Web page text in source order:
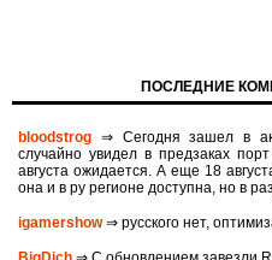
ПОСЛЕДНИЕ
bloodstrog ⇒ Сегодня зашел в
случайно увидел в предзаках
августа ожидается. A eще 18
она и в ру регионе доступна, но в
igamershow⇒ русского нет,